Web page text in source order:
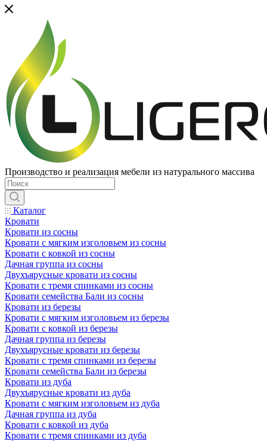
Производство и реализация мебели из натурального массива
Каталог
Кровати
Кровати из сосны
Кровати с мягким изголовьем из сосны
Кровати с ковкой из сосны
Дачная группа из сосны
Двухъярусные кровати из сосны
Кровати с тремя спинками из сосны
Кровати семейства Бали из сосны
Кровати из березы
Кровати с мягким изголовьем из березы
Кровати с ковкой из березы
Дачная группа из березы
Двухъярусные кровати из березы
Кровати с тремя спинками из березы
Кровати семейства Бали из березы
Кровати из дуба
Двухъярусные кровати из дуба
Кровати с мягким изголовьем из дуба
Дачная группа из дуба
Кровати с ковкой из дуба
Кровати с тремя спинками из дуба